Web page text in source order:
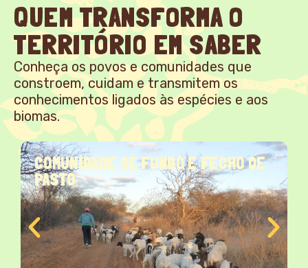
QUEM TRANSFORMA O
TERRITÓRIO EM SABER
Conheça os povos e comunidades que
constroem, cuidam e transmitem os
conhecimentos ligados às espécies e aos
biomas.
COMUNIDADE DE FUNDO E FECHO DE
PASTO